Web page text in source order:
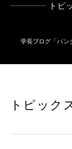
トピ
学長ブログ「バン
トピック